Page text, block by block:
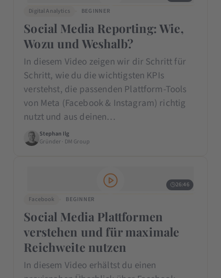
Digital Analytics
BEGINNER
Social Media Reporting: Wie,
Wozu und Weshalb?
In diesem Video zeigen wir dir Schritt für
Schritt, wie du die wichtigsten KPIs
verstehst, die passenden Plattform-Tools
von Meta (Facebook & Instagram) richtig
nutzt und aus deinen…
Stephan Ilg
Gründer · DM Group
26:46
Facebook
BEGINNER
Social Media Plattformen
verstehen und für maximale
Reichweite nutzen
In diesem Video erhältst du einen